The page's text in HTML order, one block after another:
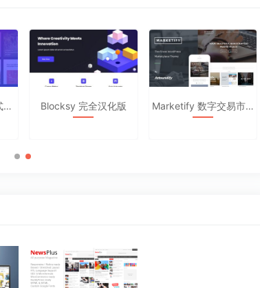
Salient 多用途响应式主题汉化版[14.0.1] Blocksy 完全汉化版 Marketify 数字交易市场 WordPress主题汉化中文版